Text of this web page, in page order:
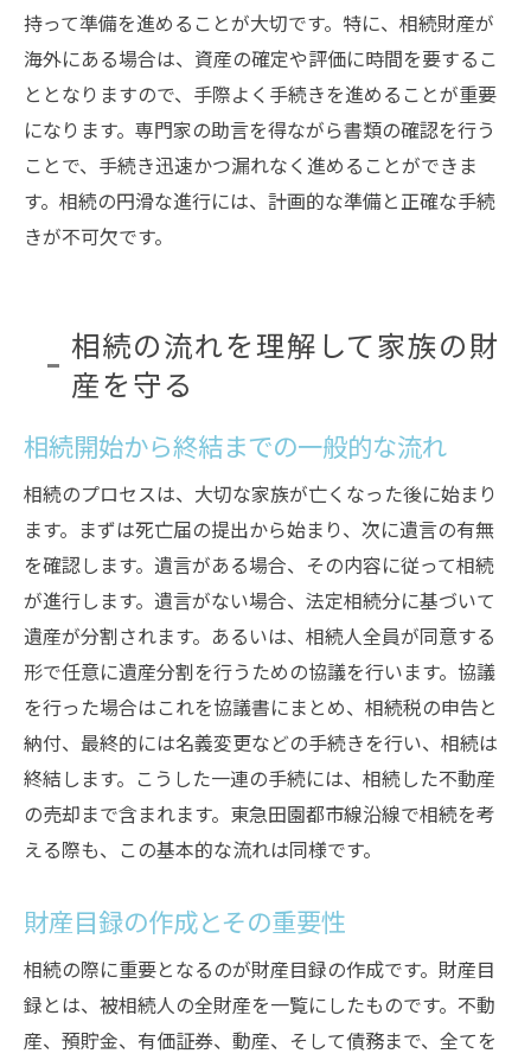
持って準備を進めることが大切です。特に、相続財産が
海外にある場合は、資産の確定や評価に時間を要するこ
ととなりますので、手際よく手続きを進めることが重要
になります。専門家の助言を得ながら書類の確認を行う
ことで、手続き迅速かつ漏れなく進めることができま
す。相続の円滑な進行には、計画的な準備と正確な手続
きが不可欠です。
相続の流れを理解して家族の財
産を守る
相続開始から終結までの一般的な流れ
相続のプロセスは、大切な家族が亡くなった後に始まり
ます。まずは死亡届の提出から始まり、次に遺言の有無
を確認します。遺言がある場合、その内容に従って相続
が進行します。遺言がない場合、法定相続分に基づいて
遺産が分割されます。あるいは、相続人全員が同意する
形で任意に遺産分割を行うための協議を行います。協議
を行った場合はこれを協議書にまとめ、相続税の申告と
納付、最終的には名義変更などの手続きを行い、相続は
終結します。こうした一連の手続には、相続した不動産
の売却まで含まれます。東急田園都市線沿線で相続を考
える際も、この基本的な流れは同様です。
財産目録の作成とその重要性
相続の際に重要となるのが財産目録の作成です。財産目
録とは、被相続人の全財産を一覧にしたものです。不動
産、預貯金、有価証券、動産、そして債務まで、全てを